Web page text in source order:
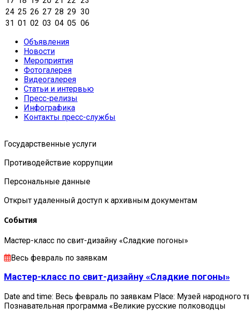
24 25 26 27 28 29 30
31 01 02 03 04 05 06
Объявления
Новости
Мероприятия
Фотогалерея
Видеогалерея
Статьи и интервью
Пресс-релизы
Инфографика
Контакты пресс-службы
Государственные услуги
Противодействие коррупции
Персональные данные
Открыт удаленный доступ к архивным документам
События
Мастер-класс по свит-дизайну «Сладкие погоны»
Весь февраль по заявкам
Мастер-класс по свит-дизайну «Сладкие погоны»
Date and time: Весь февраль по заявкам Place: Музей народного
Познавательная программа «Великие русские полководцы